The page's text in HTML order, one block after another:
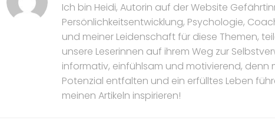
Ich bin Heidi, Autorin auf der Website
Persönlichkeitsentwicklung, Psychologie,
und meiner Leidenschaft für diese Themen,
unsere Leserinnen auf ihrem Weg zur
informativ, einfühlsam und motivierend, denn
Potenzial entfalten und ein erfülltes Leben
meinen Artikeln inspirieren!